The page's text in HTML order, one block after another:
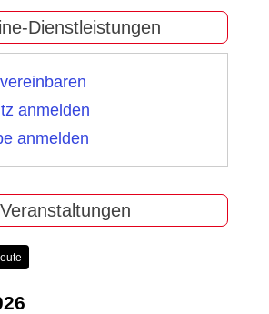
Dienstleistungen
anmelden
anmelden
Veranstaltungen